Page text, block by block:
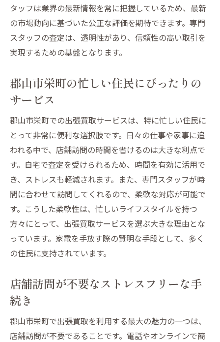
タッフは業界の最新情報を常に把握しているため、最新
の市場動向に基づいた公正な評価を期待できます。専門
スタッフの査定は、透明性があり、信頼性の高い取引を
実現するための基盤となります。
郡山市栄町の忙しい住民にぴったりの
サービス
郡山市栄町での出張買取サービスは、特に忙しい住民に
とって非常に便利な選択肢です。日々の仕事や家事に追
われる中で、店舗訪問の時間を省けるのは大きな利点で
す。自宅で査定を受けられるため、時間を有効に活用で
き、ストレスも軽減されます。また、専門スタッフが時
間に合わせて訪問してくれるので、柔軟な対応が可能で
す。こうした柔軟性は、忙しいライフスタイルを持つ
方々にとって、出張買取サービスを選ぶ大きな理由とな
っています。家電を手放す際の賢明な手段として、多く
の住民に支持されています。
店舗訪問が不要なストレスフリーな手
続き
郡山市栄町で出張買取を利用する最大の魅力の一つは、
店舗訪問が不要であることです。電話やオンラインで簡